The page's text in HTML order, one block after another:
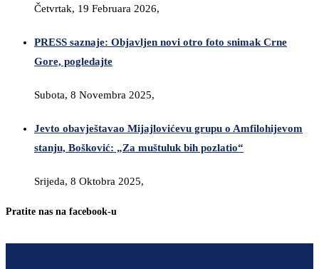
Četvrtak, 19 Februara 2026,
PRESS saznaje: Objavljen novi otro foto snimak Crne
Gore, pogledajte
Subota, 8 Novembra 2025,
Jevto obavještavao Mijajlovićevu grupu o Amfilohijevom
stanju, Bošković: „Za muštuluk bih pozlatio“
Srijeda, 8 Oktobra 2025,
Pratite nas na facebook-u